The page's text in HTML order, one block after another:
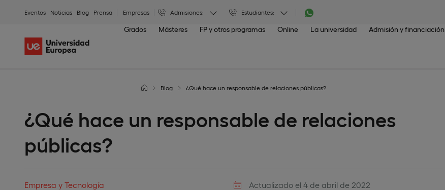
Eventos Noticias Blog Prensa Empresas Admisiones: Estudiantes:
Grados Másteres FP y otros programas Online La universidad Admisión y financiación
Blog ¿Qué hace un responsable de relaciones públicas?
¿Qué hace un responsable de relaciones
públicas?
Empresa y Tecnología Actualizado el 4 de abril de 2022